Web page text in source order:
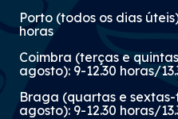
Porto (todos os dias
horas
Coimbra (terças e
agosto): 9-12.30 horas/
Braga (quartas e
agosto): 9-12.30 horas/